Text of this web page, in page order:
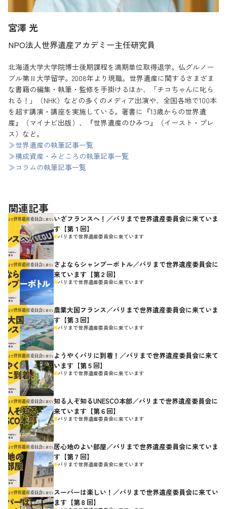
宮澤 光
NPO法人世界遺産アカデミー主任研究員
北海道大学大学院博士後期課程を満期単位取得退学。仏グルノー
ブル第Ⅱ大学留学。2008年より現職。世界遺産に関するさまざま
な書籍の編集・執筆・監修を手掛けるほか、「チコちゃんに叱ら
れる！」（NHK）などの多くのメディア出演や、全国各地で100本
を超す講演・講座を実施している。著書に『13歳からの世界遺
産』（マイナビ出版）、『世界遺産のひみつ』（イースト・プレ
ス）など。
≫世界遺産の執筆記事一覧
≫構成資産・みどころの執筆記事一覧
≫コラムの執筆記事一覧
関連記事
いざフランスへ！／パリまで世界遺産委員会に来ていま
す【第１回】
パリまで世界遺産委員会に来ています
さよならシャンプーボトル／パリまで世界遺産委員会に
来ています【第２回】
パリまで世界遺産委員会に来ています
農業大国フランス／パリまで世界遺産委員会に来ていま
す【第３回】
パリまで世界遺産委員会に来ています
ようやくパリに到着！／パリまで世界遺産委員会に来て
います【第５回】
パリまで世界遺産委員会に来ています
知る人ぞ知るUNESCO本部／パリまで世界遺産委員会に
来ています【第６回】
パリまで世界遺産委員会に来ています
居心地のよい部屋／パリまで世界遺産委員会に来ていま
す【第７回】
パリまで世界遺産委員会に来ています
スーパーは楽しい！／パリまで世界遺産委員会に来てい
ます【第８回】